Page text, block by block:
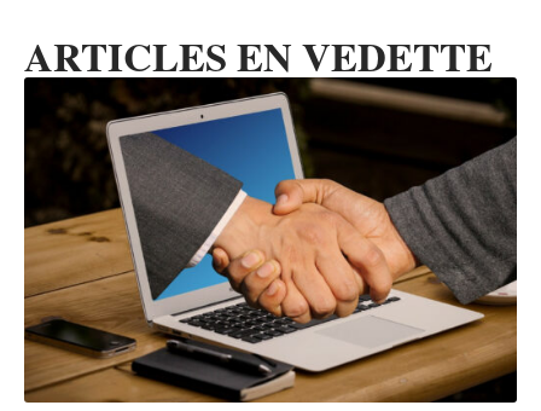
ARTICLES EN VEDETTE